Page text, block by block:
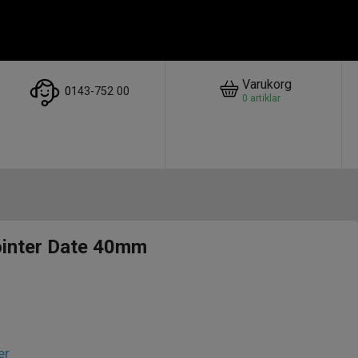
0143-752 00 Varukorg
0 artiklar
Date 40mm